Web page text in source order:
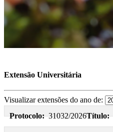
Extensão Universitária
Visualizar extensões do ano de:
Protocolo: 31032/2026Título: